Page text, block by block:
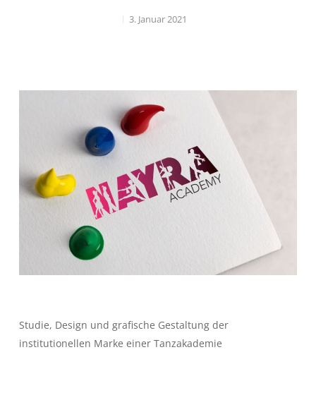
3. Januar 2021
Studie, Design und grafische Gestaltung der
institutionellen Marke einer Tanzakademie